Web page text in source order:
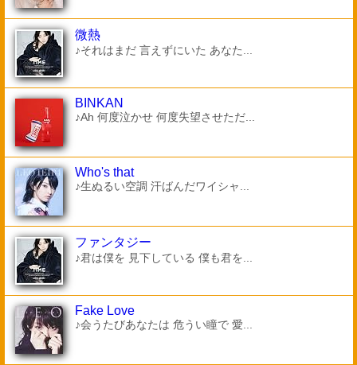
微熱
♪それはまだ 言えずにいた あなた...
BINKAN
♪Ah 何度泣かせ 何度失望させただ...
Who's that
♪生ぬるい空調 汗ばんだワイシャ...
ファンタジー
♪君は僕を 見下している 僕も君を...
Fake Love
♪会うたびあなたは 危うい瞳で 愛...